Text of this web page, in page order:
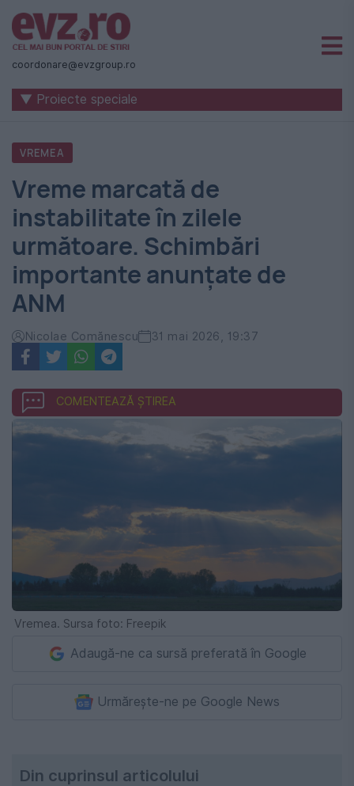
Știri
naționale
internaționale
România
-
Evenimentul
Zilei
coordonare@evzgroup.ro
▼ Proiecte speciale
VREMEA
Vreme marcată de
instabilitate în zilele
următoare. Schimbări
importante anunțate de
ANM
Nicolae Comănescu 31 mai 2026, 19:37
COMENTEAZĂ ȘTIREA
Vremea. Sursa foto: Freepik
Adaugă-ne ca sursă preferată în Google
Urmărește-ne pe Google News
Din cuprinsul articolului